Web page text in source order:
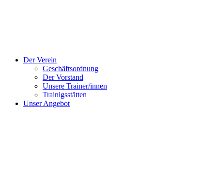
Der Verein
Geschäftsordnung
Der Vorstand
Unsere Trainer/innen
Trainigsstätten
Unser Angebot